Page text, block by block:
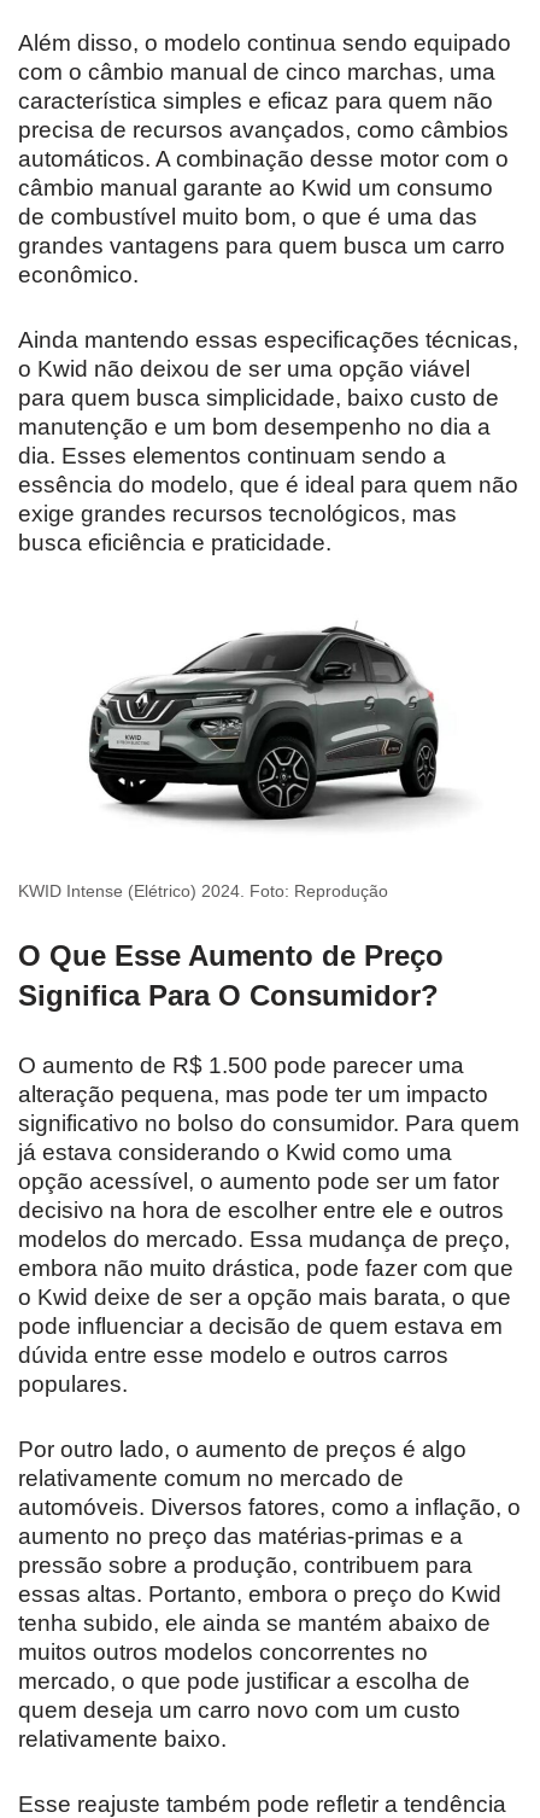
Além disso, o modelo continua sendo equipado
com o câmbio manual de cinco marchas, uma
característica simples e eficaz para quem não
precisa de recursos avançados, como câmbios
automáticos. A combinação desse motor com o
câmbio manual garante ao Kwid um consumo
de combustível muito bom, o que é uma das
grandes vantagens para quem busca um carro
econômico.
Ainda mantendo essas especificações técnicas,
o Kwid não deixou de ser uma opção viável
para quem busca simplicidade, baixo custo de
manutenção e um bom desempenho no dia a
dia. Esses elementos continuam sendo a
essência do modelo, que é ideal para quem não
exige grandes recursos tecnológicos, mas
busca eficiência e praticidade.
KWID Intense (Elétrico) 2024. Foto: Reprodução
O Que Esse Aumento de Preço
Significa Para O Consumidor?
O aumento de R$ 1.500 pode parecer uma
alteração pequena, mas pode ter um impacto
significativo no bolso do consumidor. Para quem
já estava considerando o Kwid como uma
opção acessível, o aumento pode ser um fator
decisivo na hora de escolher entre ele e outros
modelos do mercado. Essa mudança de preço,
embora não muito drástica, pode fazer com que
o Kwid deixe de ser a opção mais barata, o que
pode influenciar a decisão de quem estava em
dúvida entre esse modelo e outros carros
populares.
Por outro lado, o aumento de preços é algo
relativamente comum no mercado de
automóveis. Diversos fatores, como a inflação, o
aumento no preço das matérias-primas e a
pressão sobre a produção, contribuem para
essas altas. Portanto, embora o preço do Kwid
tenha subido, ele ainda se mantém abaixo de
muitos outros modelos concorrentes no
mercado, o que pode justificar a escolha de
quem deseja um carro novo com um custo
relativamente baixo.
Esse reajuste também pode refletir a tendência